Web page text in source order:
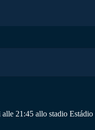
21:45 allo stadio